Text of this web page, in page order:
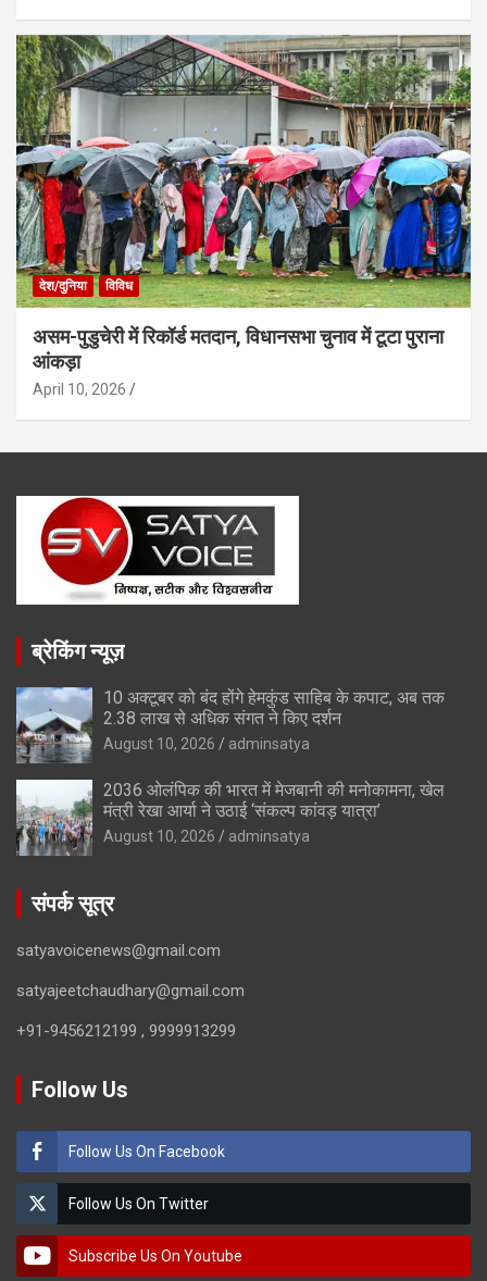
देश/दुनिया विविध
असम-पुडुचेरी में रिकॉर्ड मतदान, विधानसभा चुनाव में टूटा पुराना
आंकड़ा
April 10, 2026
ब्रेकिंग न्यूज़
10 अक्टूबर को बंद होंगे हेमकुंड साहिब के कपाट, अब तक
2.38 लाख से अधिक संगत ने किए दर्शन
August 10, 2026 adminsatya
2036 ओलंपिक की भारत में मेजबानी की मनोकामना, खेल
मंत्री रेखा आर्या ने उठाई ‘संकल्प कांवड़ यात्रा’
August 10, 2026 adminsatya
संपर्क सूत्र
satyavoicenews@gmail.com
satyajeetchaudhary@gmail.com
+91-9456212199 , 9999913299
Follow Us
Follow Us On Facebook
Follow Us On Twitter
Subscribe Us On Youtube